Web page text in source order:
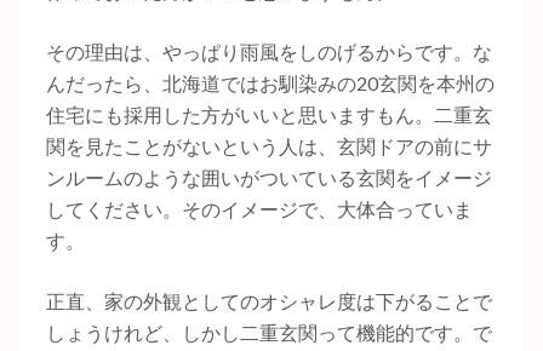
その理由は、やっぱり雨風をしのげるからです。な
んだったら、北海道ではお馴染みの20玄関を本州の
住宅にも採用した方がいいと思いますもん。二重玄
関を見たことがないという人は、玄関ドアの前にサ
ンルームのような囲いがついている玄関をイメージ
してください。そのイメージで、大体合っていま
す。
正直、家の外観としてのオシャレ度は下がることで
しょうけれど、しかし二重玄関って機能的です。で